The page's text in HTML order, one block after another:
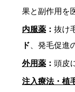
果と副作用を
内服薬 ： 抜け
ド 、発毛促進
外用薬 ： 頭皮
注入療法・植